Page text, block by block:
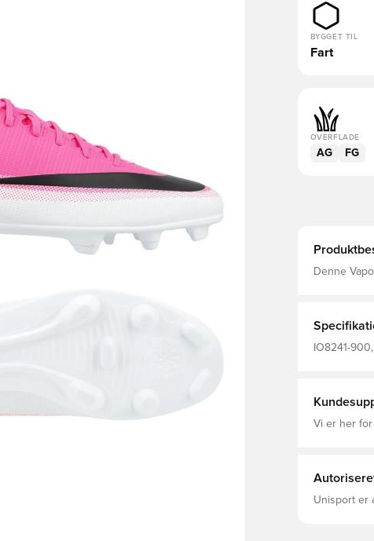
BYGGET TIL
Fart
OVERFLADE
AG FG
Denne
drejninger
IO8241-
Vi er her
Unisport er